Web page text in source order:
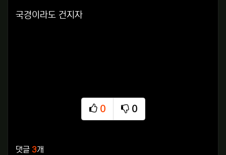
본문
국경이라도 건지자
0
추천
0
비추천
댓글 3개